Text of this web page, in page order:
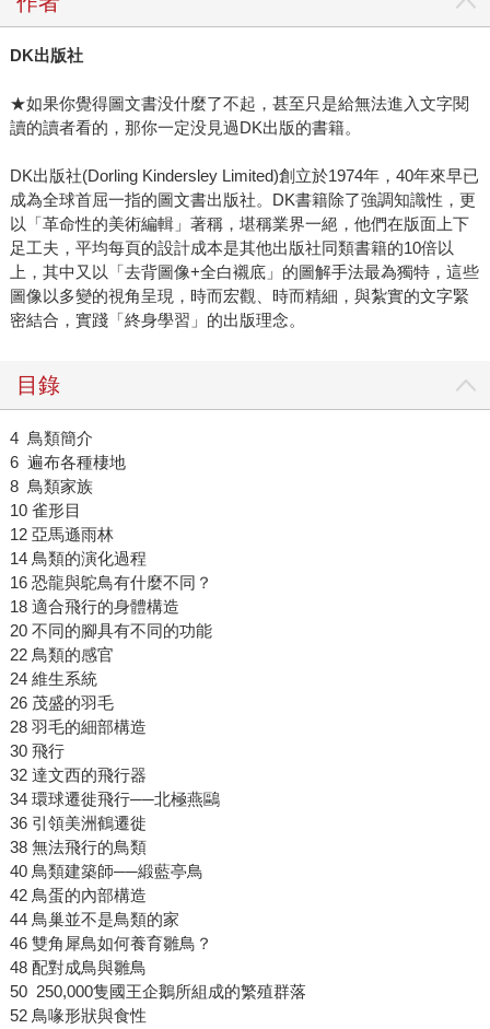
DK出版社
★如果你覺得圖文書没什麼了不起，甚至只是給無法進入文字閱
讀的讀者看的，那你一定没見過DK出版的書籍。
DK出版社(Dorling Kindersley Limited)創立於1974年，40年來早已
成為全球首屈一指的圖文書出版社。DK書籍除了強調知識性，更
以「革命性的美術編輯」著稱，堪稱業界一絕，他們在版面上下
足工夫，平均每頁的設計成本是其他出版社同類書籍的10倍以
上，其中又以「去背圖像+全白襯底」的圖解手法最為獨特，這些
圖像以多變的視角呈現，時而宏觀、時而精細，與紮實的文字緊
密結合，實踐「終身學習」的出版理念。
目錄
4 鳥類簡介
6 遍布各種棲地
8 鳥類家族
10 雀形目
12 亞馬遜雨林
14 鳥類的演化過程
16 恐龍與鴕鳥有什麼不同？
18 適合飛行的身體構造
20 不同的腳具有不同的功能
22 鳥類的感官
24 維生系統
26 茂盛的羽毛
28 羽毛的細部構造
30 飛行
32 達文西的飛行器
34 環球遷徙飛行──北極燕鷗
36 引領美洲鶴遷徙
38 無法飛行的鳥類
40 鳥類建築師──緞藍亭鳥
42 鳥蛋的內部構造
44 鳥巢並不是鳥類的家
46 雙角犀鳥如何養育雛鳥？
48 配對成鳥與雛鳥
50 250,000隻國王企鵝所組成的繁殖群落
52 鳥喙形狀與食性